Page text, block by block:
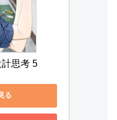
思考 5
る